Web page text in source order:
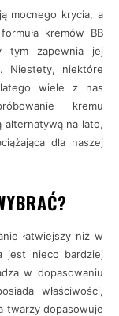
mocnego krycia, a
kremów BB
tym zapewnia jej
Niestety, niektóre
wiele z nas
kremu
alternatywą na lato,
dla naszej
łatwiejszy niż w
jest nieco bardziej
w dopasowaniu
właściwości,
twarzy dopasowuje